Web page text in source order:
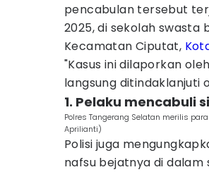
pencabulan tersebut
2025, di sekolah swasta
Kecamatan Ciputat,
"Kasus ini dilaporkan
langsung ditindaklanjuti
1. Pelaku mencabuli
Polres Tangerang Selatan merilis
Aprilianti)
Polisi juga
nafsu bejatnya di dalam